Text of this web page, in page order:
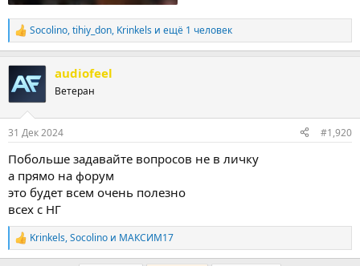
Р
е
к
ц
и
Socolino,tihiy_don, Krinkels и ещё 1 человек
audiofeel
Ветеран
31 Дек 2024 #1,920
Побольше задавайте вопросов не в личку
а прямо на форум
это будет всем очень полезно
всех с НГ
Р
е
Krinkels,Socolino и МАКСИМ17